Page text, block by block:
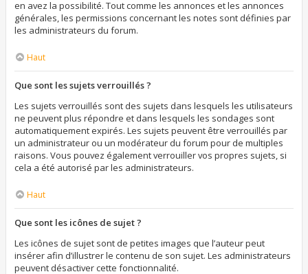
en avez la possibilité. Tout comme les annonces et les annonces
générales, les permissions concernant les notes sont définies par
les administrateurs du forum.
Haut
Que sont les sujets verrouillés ?
Les sujets verrouillés sont des sujets dans lesquels les utilisateurs
ne peuvent plus répondre et dans lesquels les sondages sont
automatiquement expirés. Les sujets peuvent être verrouillés par
un administrateur ou un modérateur du forum pour de multiples
raisons. Vous pouvez également verrouiller vos propres sujets, si
cela a été autorisé par les administrateurs.
Haut
Que sont les icônes de sujet ?
Les icônes de sujet sont de petites images que l’auteur peut
insérer afin d’illustrer le contenu de son sujet. Les administrateurs
peuvent désactiver cette fonctionnalité.